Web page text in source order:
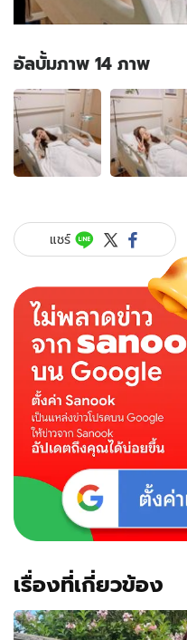
อัลบั้มภาพ 14 ภาพ
อัลบั้ม
ภาพ
14
ภาพ
ของ
แห่
เป็น
"ใบ
เฟิร์น
พิมพ์
ชนก"
กลาง
กอง
ถ่าย
ไป
พยาบาล
ด่วน
แชร์
เรื่องที่เกี่ยวข้อง